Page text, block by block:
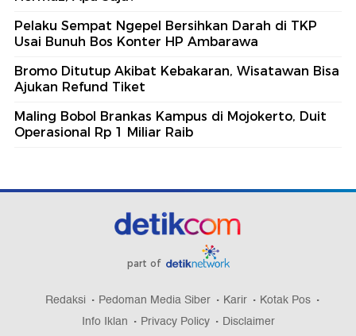
Pelaku Sempat Ngepel Bersihkan Darah di TKP
Usai Bunuh Bos Konter HP Ambarawa
Bromo Ditutup Akibat Kebakaran, Wisatawan Bisa
Ajukan Refund Tiket
Maling Bobol Brankas Kampus di Mojokerto, Duit
Operasional Rp 1 Miliar Raib
part of
Redaksi Pedoman Media Siber Karir
Kotak Pos
Info Iklan
Privacy Policy Disclaimer